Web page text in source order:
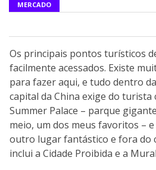
MERCADO
Os principais pontos turísticos
facilmente acessados. Existe
para fazer aqui, e tudo dentro
capital da China exige do turista
Summer Palace – parque
meio, um dos meus favoritos –
outro lugar fantástico e fora do
inclui a Cidade Proibida e a